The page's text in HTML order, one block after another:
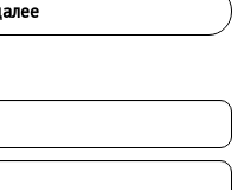
его постоянным
объединения
график-
в группу «Звено» и
Работал преподавателем
района.